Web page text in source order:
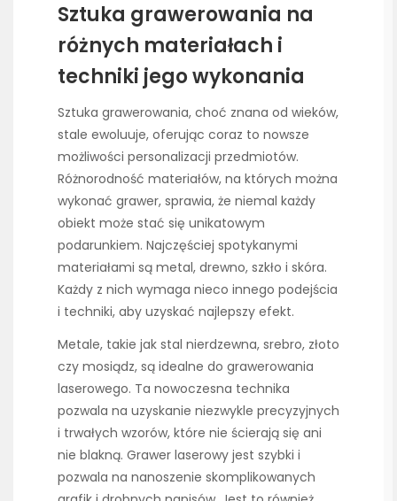
Sztuka grawerowania na
różnych materiałach i
techniki jego wykonania
Sztuka grawerowania, choć znana od wieków,
stale ewoluuje, oferując coraz to nowsze
możliwości personalizacji przedmiotów.
Różnorodność materiałów, na których można
wykonać grawer, sprawia, że niemal każdy
obiekt może stać się unikatowym
podarunkiem. Najczęściej spotykanymi
materiałami są metal, drewno, szkło i skóra.
Każdy z nich wymaga nieco innego podejścia
i techniki, aby uzyskać najlepszy efekt.
Metale, takie jak stal nierdzewna, srebro, złoto
czy mosiądz, są idealne do grawerowania
laserowego. Ta nowoczesna technika
pozwala na uzyskanie niezwykle precyzyjnych
i trwałych wzorów, które nie ścierają się ani
nie blakną. Grawer laserowy jest szybki i
pozwala na nanoszenie skomplikowanych